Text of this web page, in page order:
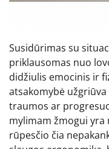
Susidūrimas su
priklausomas nuo
didžiulis emocinis ir
atsakomybė
traumos ar
mylimam žmogui yra
rūpesčio čia